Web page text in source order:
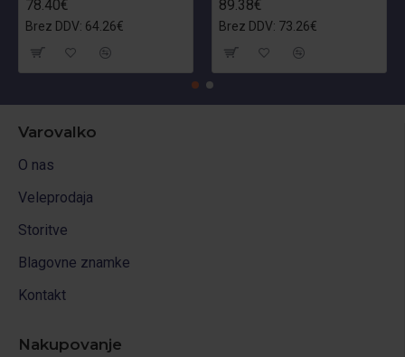
78.40€
Brez DDV: 64.26€
89.38€
Brez DDV: 73.26€
Varovalko
O nas
Veleprodaja
Storitve
Blagovne znamke
Kontakt
Nakupovanje